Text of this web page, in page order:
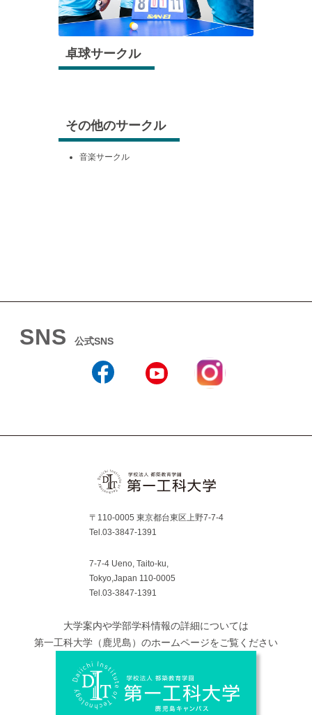
卓球サークル
その他のサークル
音楽サークル
SNS 公式SNS
〒110-0005 東京都台東区上野7-7-4
Tel.03-3847-1391
7-7-4 Ueno, Taito-ku,
Tokyo,Japan 110-0005
Tel.03-3847-1391
大学案内や学部学科情報の詳細については
第一工科大学（鹿児島）のホームページをご覧ください